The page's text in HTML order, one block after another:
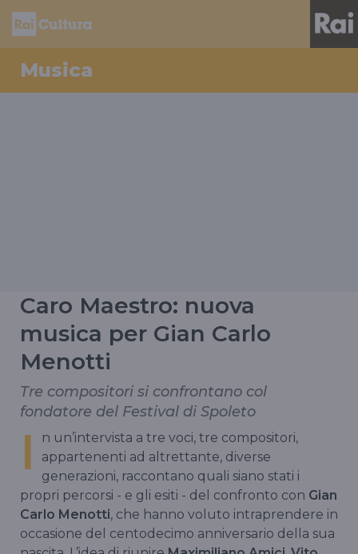
Musica
Caro Maestro: nuova
musica per Gian Carlo
Menotti
Tre compositori si confrontano col
fondatore del Festival di Spoleto
I
n un’intervista a tre voci, tre compositori,
appartenenti ad altrettante, diverse
generazioni, raccontano quali siano stati i
propri percorsi - e gli esiti - del confronto con Gian
Carlo Menotti, che hanno voluto intraprendere in
occasione del centodecimo anniversario della sua